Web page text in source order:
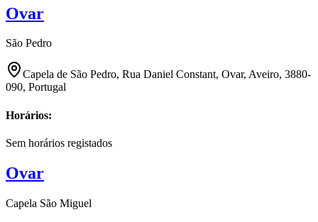
Ovar
São Pedro
Capela de São Pedro, Rua Daniel Constant, Ovar, Aveiro, 3880-
090, Portugal
Horários:
Sem horários registados
Ovar
Capela São Miguel